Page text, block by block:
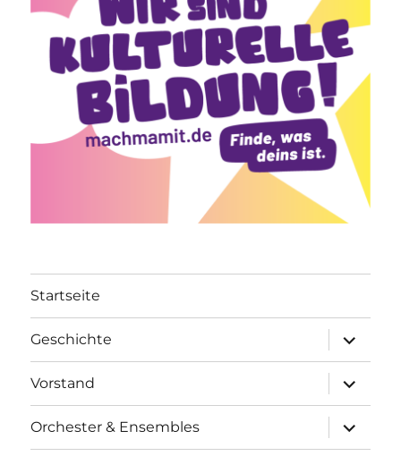
Startseite
Geschichte
öffnen
Vorstand
öffnen
Orchester & Ensembles
öffnen